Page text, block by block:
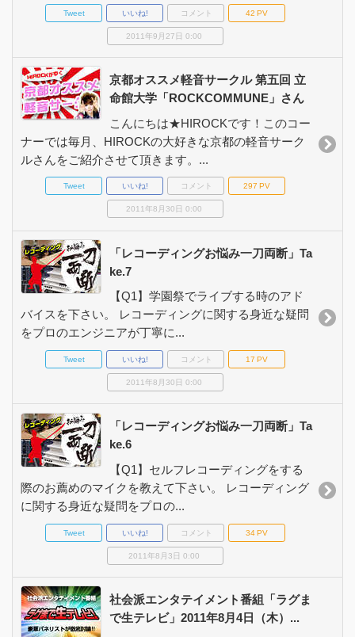
Tweet いいね! コメント 42 PV
2011年9月27日 0:00
京都オススメ軽音サークル 第五回 立
命館大学「ROCKCOMMUNE」さん
こんにちは★HIROCKです！このコー
ナーでは毎月、HIROCKの大好きな京都の軽音サーク
ルさんをご紹介させて頂きます。...
Tweet いいね! コメント 297 PV
2011年8月30日 0:00
「レコーディングお悩み一刀両断」Ta
ke.7
【Q1】学園祭でライブする時のアド
バイスを下さい。 レコーディングに関する身近な疑問
をプロのエンジニアが丁寧に...
Tweet いいね! コメント 17 PV
2011年8月30日 0:00
「レコーディングお悩み一刀両断」Ta
ke.6
【Q1】セルフレコーディングをする
際のお薦めのマイクを教えて下さい。 レコーディング
に関する身近な疑問をプロの...
Tweet いいね! コメント 34 PV
2011年8月3日 0:00
社会派エンタテイメント番組「ラグま
で生テレビ」2011年8月4日（木）...